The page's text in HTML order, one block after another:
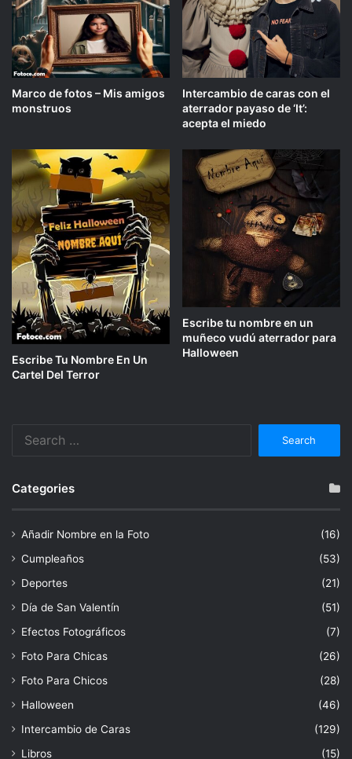
Marco de fotos – Mis amigos
monstruos
Intercambio de caras con el
aterrador payaso de ‘It’:
acepta el miedo
Escribe Tu Nombre En Un
Cartel Del Terror
Escribe tu nombre en un
muñeco vudú aterrador para
Halloween
Categories
Añadir Nombre en la Foto
(16)
Cumpleaños
(53)
Deportes
(21)
Día de San Valentín
(51)
Efectos Fotográficos
(7)
Foto Para Chicas
(26)
Foto Para Chicos
(28)
Halloween
(46)
Intercambio de Caras
(129)
Libros
(15)